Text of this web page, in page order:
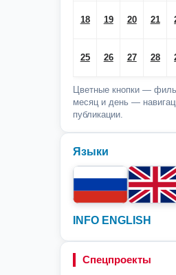
18 19 20 21
25 26 27 28
Цветные кнопки —
месяц и день —
публикации.
Языки
INFO ENGLISH
Спецпроекты